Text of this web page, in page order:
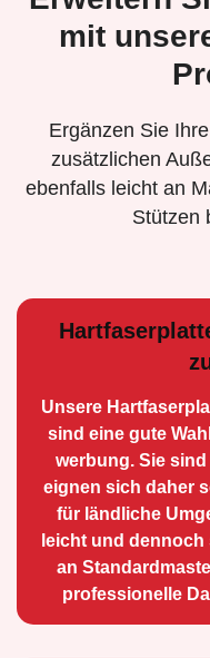
mit
Ergänzen Sie
zusätzlichen
ebenfalls leicht an
Stützen
Unsere
sind eine gute
werbung. Sie
eignen sich daher
für ländliche
leicht und dennoch
an
professionelle